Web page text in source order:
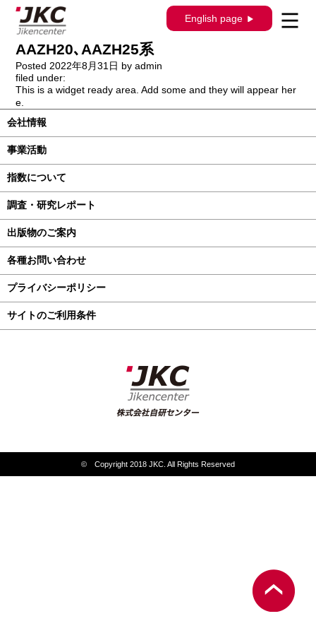
English page
構造調査シリーズ / J-898 / レクサス Ｎ
Ｘ AAZA20､AAZA25､TAZA25､
AAZH20､AAZH25系
Posted 2022年8月31日 by admin
filed under:
This is a widget ready area. Add some and they will appear her
e.
会社情報
事業活動
指数について
調査・研究レポート
出版物のご案内
各種お問い合わせ
プライバシーポリシー
サイトのご利用条件
© Copyright 2018 JKC. All Rights Reserved